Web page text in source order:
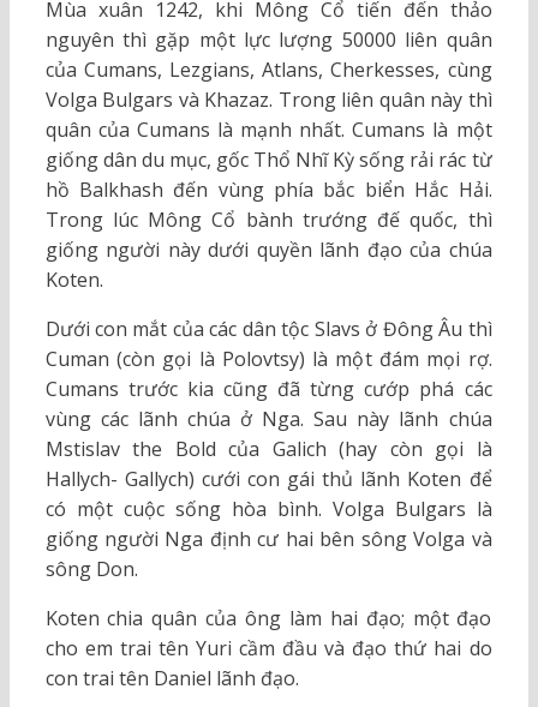
Mùa xuân 1242, khi Mông Cổ tiến đến thảo
nguyên thì gặp một lực lượng 50000 liên quân
của Cumans, Lezgians, Atlans, Cherkesses, cùng
Volga Bulgars và Khazaz. Trong liên quân này thì
quân của Cumans là mạnh nhất. Cumans là một
giống dân du mục, gốc Thổ Nhĩ Kỳ sống rải rác từ
hồ Balkhash đến vùng phía bắc biển Hắc Hải.
Trong lúc Mông Cổ bành trướng đế quốc, thì
giống người này dưới quyền lãnh đạo của chúa
Koten.
Dưới con mắt của các dân tộc Slavs ở Đông Âu thì
Cuman (còn gọi là Polovtsy) là một đám mọi rợ.
Cumans trước kia cũng đã từng cướp phá các
vùng các lãnh chúa ở Nga. Sau này lãnh chúa
Mstislav the Bold của Galich (hay còn gọi là
Hallych- Gallych) cưới con gái thủ lãnh Koten để
có một cuộc sống hòa bình. Volga Bulgars là
giống người Nga định cư hai bên sông Volga và
sông Don.
Koten chia quân của ông làm hai đạo; một đạo
cho em trai tên Yuri cầm đầu và đạo thứ hai do
con trai tên Daniel lãnh đạo.